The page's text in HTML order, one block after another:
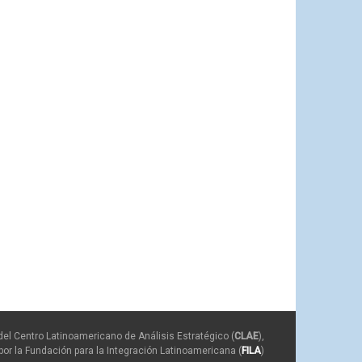
Centro Latinoamericano de Análisis Estratégico (CLAE),
la Fundación para la Integración Latinoamericana ( FILA)